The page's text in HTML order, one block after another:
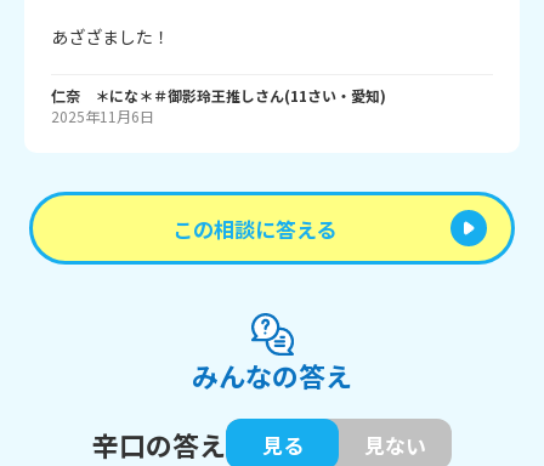
あざざました！
仁奈 ＊にな＊＃御影玲王推しさん(11さい・ 愛知)
2025年11月6日
この相談に答える
みんなの答え
辛口の答え
見る 見ない